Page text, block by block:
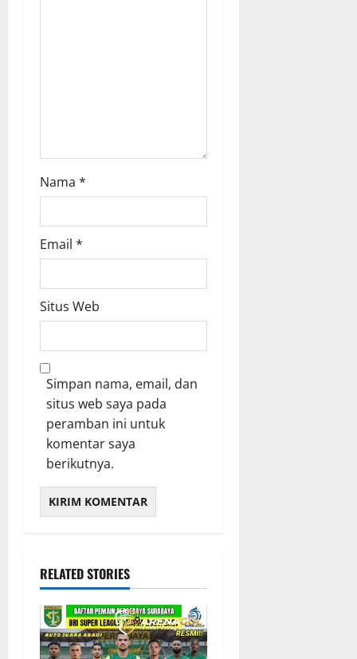
Nama *
Email *
Situs Web
Simpan nama, email, dan
situs web saya pada
peramban ini untuk
komentar saya
berikutnya.
RELATED STORIES